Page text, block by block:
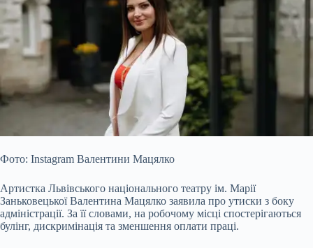
Фото: Instagram Валентини Мацялко
Артистка Львівського національного театру ім. Марії
Заньковецької Валентина Мацялко заявила про утиски з боку
адміністрації. За її словами, на робочому місці спостерігаються
булінг, дискримінація та зменшення оплати праці.